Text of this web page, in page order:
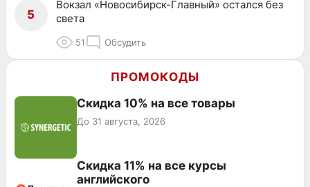
5
Вокзал «Новосибирск-Главный» остался без
света
51 Обсудить
ПРОМОКОДЫ
Скидка 10% на все товары
До 31 августа, 2026
Скидка 11% на все курсы
английского